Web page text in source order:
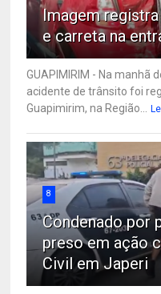
Imagem
e carreta na
GUAPIMIRIM - Na manhã
acidente de trânsito foi
Guapimirim, na Região...
8
Condenado por
preso em ação
Civil em Japeri